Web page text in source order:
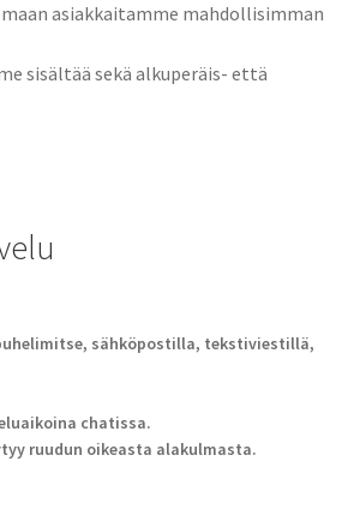
asiakkaitamme mahdollisimman
sisältää sekä alkuperäis- että
sähköpostilla, tekstiviestillä,
chatissa.
ruudun oikeasta alakulmasta.